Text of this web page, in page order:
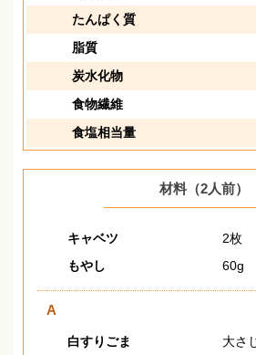
たんぱく質
脂質
炭水化物
食物繊維
食塩相当量
材料（2人前）
キャベツ
2枚
もやし
60g
A
白すりごま
大さ